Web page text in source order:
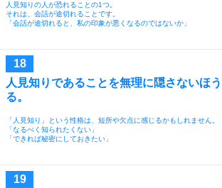
人見知りの人が恐れることの1つ。
それは、会話が途切れることです。
「会話が途切れると、私の印象が悪くなるのではないか」
人見知りであることを無理に隠さないほ
る。
「人見知り」という性格は、短所や欠点に感じるかもしれません。
「なるべく知られたくない」
「できれば秘密にしておきたい」